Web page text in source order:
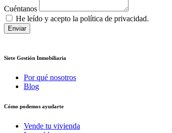
Cuéntanos
He leído y acepto la política de privacidad.
Enviar
Siete Gestión Inmobiliaria
Por qué nosotros
Blog
Cómo podemos ayudarte
Vende tu vivienda